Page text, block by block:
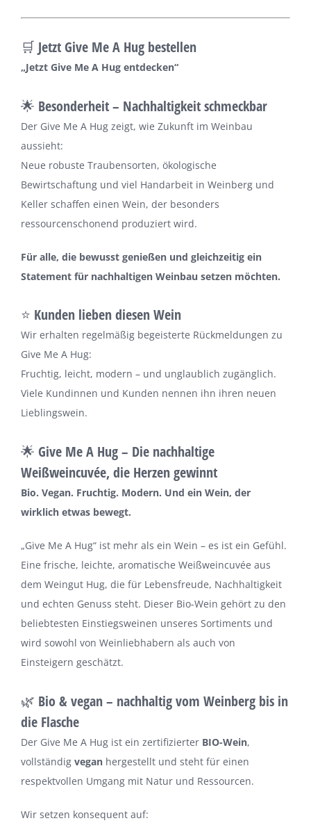
🛒 Jetzt Give Me A Hug bestellen
„Jetzt Give Me A Hug entdecken“
🌟 Besonderheit – Nachhaltigkeit schmeckbar
Der Give Me A Hug zeigt, wie Zukunft im Weinbau
aussieht:
Neue robuste Traubensorten, ökologische
Bewirtschaftung und viel Handarbeit in Weinberg und
Keller schaffen einen Wein, der besonders
ressourcenschonend produziert wird.
Für alle, die bewusst genießen und gleichzeitig ein
Statement für nachhaltigen Weinbau setzen möchten.
⭐ Kunden lieben diesen Wein
Wir erhalten regelmäßig begeisterte Rückmeldungen zu
Give Me A Hug:
Fruchtig, leicht, modern – und unglaublich zugänglich.
Viele Kundinnen und Kunden nennen ihn ihren neuen
Lieblingswein.
🌟 Give Me A Hug – Die nachhaltige
Weißweincuvée, die Herzen gewinnt
Bio. Vegan. Fruchtig. Modern. Und ein Wein, der
wirklich etwas bewegt.
„Give Me A Hug“ ist mehr als ein Wein – es ist ein Gefühl.
Eine frische, leichte, aromatische Weißweincuvée aus
dem Weingut Hug, die für Lebensfreude, Nachhaltigkeit
und echten Genuss steht. Dieser Bio-Wein gehört zu den
beliebtesten Einstiegsweinen unseres Sortiments und
wird sowohl von Weinliebhabern als auch von
Einsteigern geschätzt.
🌿 Bio & vegan – nachhaltig vom Weinberg bis in
die Flasche
Der Give Me A Hug ist ein zertifizierter BIO-Wein,
vollständig veganhergestellt und steht für einen
respektvollen Umgang mit Natur und Ressourcen.
Wir setzen konsequent auf: